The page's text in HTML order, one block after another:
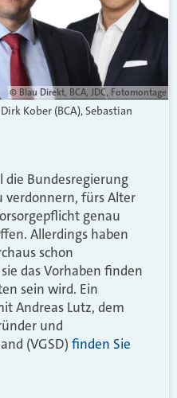
© Blau Direkt, BCA, JDC, Fotomontage
Kober (BCA), Sebastian
die Bundesregierung
verdonnern, fürs Alter
genau
Allerdings haben
schon
das Vorhaben finden
sein wird. Ein
Andreas Lutz, dem
und
(VGSD) finden Sie